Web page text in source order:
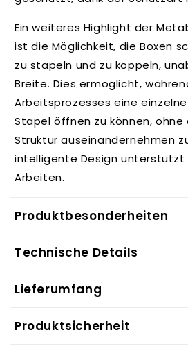
Ein weiteres Highlight der
ist die Möglichkeit, die Boxen
zu stapeln und zu koppeln,
Breite. Dies ermöglicht,
Arbeitsprozesses eine
Stapel öffnen zu können,
Struktur auseinandernehmen
intelligente Design
Arbeiten.
Produktbesonderheiten
Technische Details
Lieferumfang
Produktsicherheit